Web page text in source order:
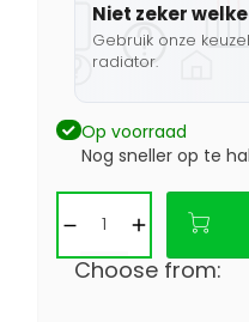
Niet zeker
Gebruik onze
radiator.
Op voorraad
Nog sneller op te
Choose from: